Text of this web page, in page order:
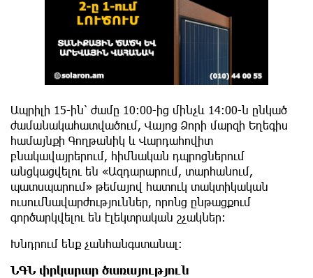
Ապրիլի 15-ին՝ ժամը 10։00-ից մինչև 14։00-ն ընկած
ժամանակահատվածում, Վայոց Ձորի մարզի Եղեգիս
համայնքի Գողթանիկ և Վարդահովիտ
բնակավայրերում, հիմնական դպրոցներում
անցկացվելու են «Ազդարարում, տարհանում,
պատսպարում» թեմայով հատուկ տակտիկական
ուսումնավարժություններ, որոնց ընթացքում
գործարկվելու են էլեկտրական շչակներ։
Խնդրում ենք չանհանգստանալ։
ՆԳՆ փրկարար ծառայություն